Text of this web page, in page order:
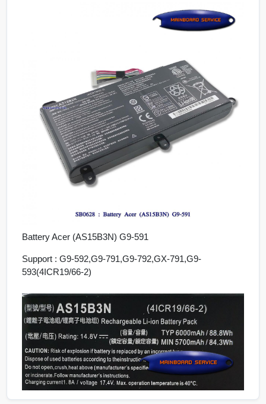
Battery Acer (AS15B3N) G9-591
Support : G9-592,G9-791,G9-792,GX-791,G9-
593(4ICR19/66-2)